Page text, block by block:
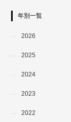
年別一覧
2026
2025
2024
2023
2022